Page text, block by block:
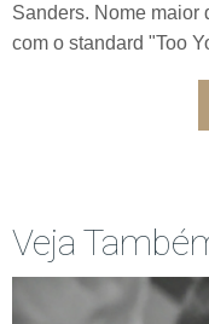
Sanders. Nome maior
com o standard "Too
Veja